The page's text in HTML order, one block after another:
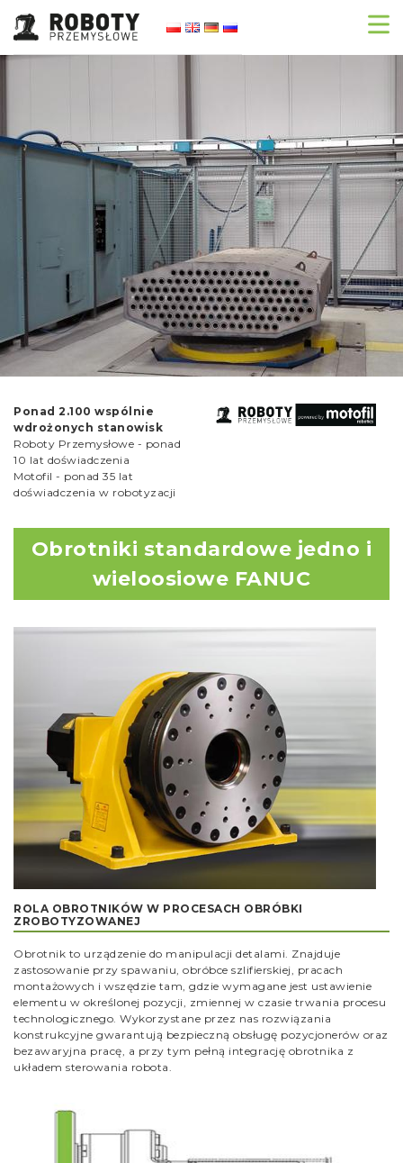
Ponad 2.100 wspólnie
wdrożonych stanowisk
Roboty Przemysłowe - ponad
10 lat doświadczenia
Motofil - ponad 35 lat
doświadczenia w robotyzacji
Obrotniki standardowe jedno i
wieloosiowe FANUC
ROLA OBROTNIKÓW W PROCESACH OBRÓBKI
ZROBOTYZOWANEJ
Obrotnik to urządzenie do manipulacji detalami. Znajduje
zastosowanie przy spawaniu, obróbce szlifierskiej, pracach
montażowych i wszędzie tam, gdzie wymagane jest ustawienie
elementu w określonej pozycji, zmiennej w czasie trwania procesu
technologicznego. Wykorzystane przez nas rozwiązania
konstrukcyjne gwarantują bezpieczną obsługę pozycjonerów oraz
bezawaryjna pracę, a przy tym pełną integrację obrotnika z
układem sterowania robota.